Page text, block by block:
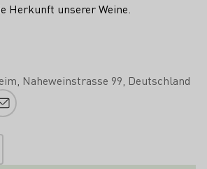
Herkunft unserer Weine.
Naheweinstrasse 99 Deutschland
E-Mail-Adresse